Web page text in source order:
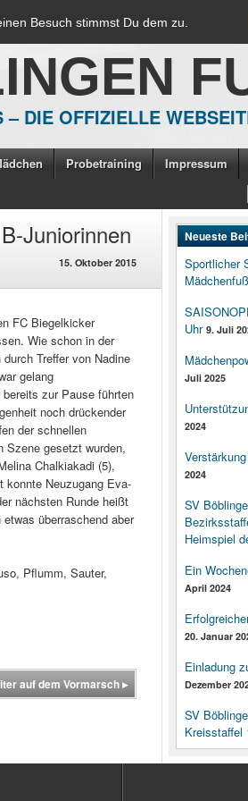
Besuch stimmst Du dem zu.
DIE OFFIZIELLE
Probetraining Impressum
Juniorinnen
15. Oktober 2015
FC Biegelkicker
Wie schon in der
Treffer von Nadine
gelang
zur Pause führten
noch drückender
der schnellen
Szene gesetzt wurden,
Chalkiakadi (5),
konnte Neuzugang Eva-
nächsten Runde heißt
überraschend aber
Pflumm, Sauter,
auf dem Vormarsch▸
Neueste
Sportlicher
Uhr 9. Juli
Juli 2025
2024
2024
SV
Heimspiel
Ein
April 2024
20. Januar
Einladung
Dezember
SV
Kreisstaffel